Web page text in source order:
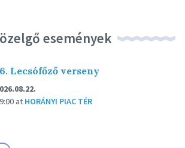
események
Lecsófőző verseny
at HORÁNYI PIAC TÉR